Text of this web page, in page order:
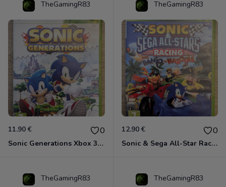
TheGamingR83
11.90 € 0
Sonic Generations Xbox 360
TheGamingR83
12.90 € 0
Sonic & Sega All-Star Racing avec Banjo-Kazooie Xbox 360
TheGamingR83 TheGamingR83